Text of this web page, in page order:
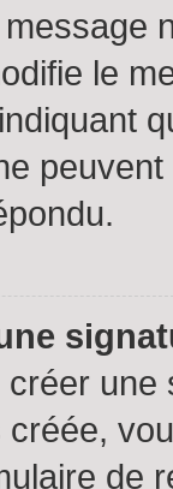
le
créer
créée,
de